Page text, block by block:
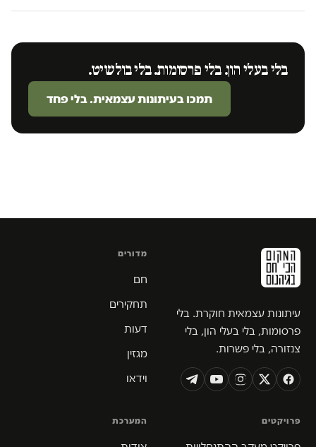
בלי בעלי הון. בלי פרסומות. בלי בולשיט.
תמכו בעיתונות עצמאית. בלי פחד
עיתונות עצמאית חוקרת. בלי
פרסומות, בלי בעלי הון, בלי
צנזורה, בלי פשרות.
מדורים
חם
תחקירים
דעות
מגזין
וידאו
פרויקטים המערכת